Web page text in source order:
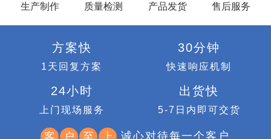
生产制作 质量检测 产品发货 售后服务
方案快
1天回复方案
30分钟
快速响应机制
24小时
上门现场服务
出货快
5-7日内即可交货
客 户 至 上
诚心对待每一个客户